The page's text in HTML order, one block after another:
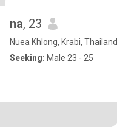
na, 23
Nuea Khlong, Krabi, Thailand
Seeking: Male 23 - 25